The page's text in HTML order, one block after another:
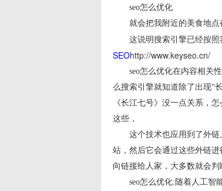
seo怎么优化
就会把我附近的美食地点都
这说明搜索引擎已经按照我
SEOhttp://www.keyseo.cn/
seo怎么优化在内容相关性
么搜索引擎就知道除了出现“
《长江七号》没一点关系，
这些，
这个技术也应用到了外链上
站，然后它会通过这些外链
向链接给人家，大多数就会
seo怎么优化:随着人工智能